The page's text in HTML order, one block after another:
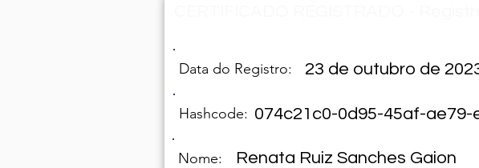
Data do Registro: 23 de outubro de
Hashcode: 074c21c0-0d95-45af-ae79-
Nome: Renata Ruiz Sanches Gaion